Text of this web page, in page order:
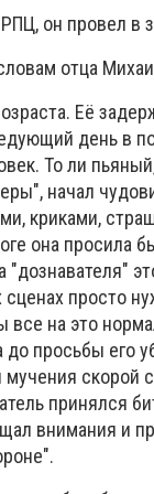
он провел в
отца
Её
день в
То ли
начал
криками,
она просила
"дознавателя"
сценах просто
на это
просьбы его
мучения
принялся
внимания и